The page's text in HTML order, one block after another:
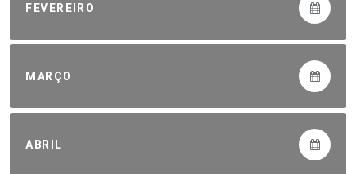
FEVEREIRO
MARÇO
ABRIL